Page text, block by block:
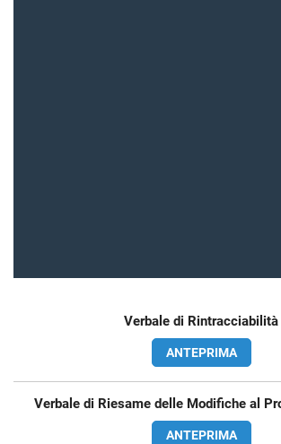
Verbale di Rintracciabilità
ANTEPRIMA
Verbale di Riesame delle Modifiche al
ANTEPRIMA